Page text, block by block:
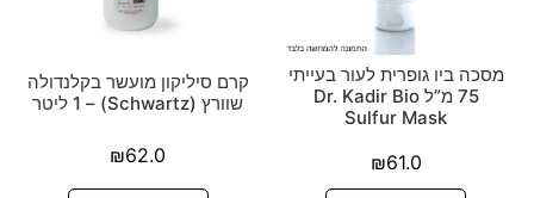
מסכה ביו גופרית לעור בעייתי
75 מ”ל Dr. Kadir Bio
Sulfur Mask
₪61.0
קרם סיליקון מועשר בקלנדולה
שוורץ (Schwartz) – 1 ליטר
₪62.0